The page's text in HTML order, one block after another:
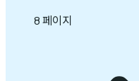
8 페이지